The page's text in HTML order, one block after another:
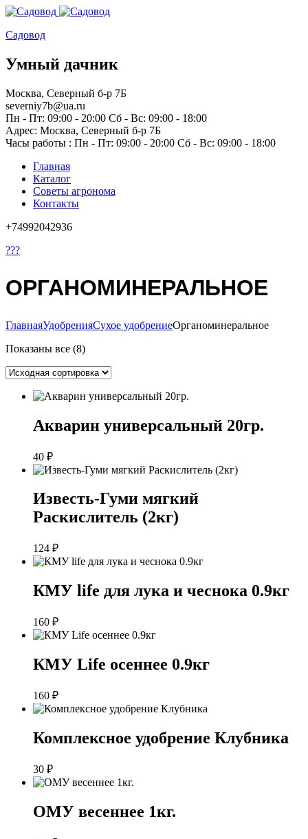
Садовод
Умный дачник
Москва, Северный б-р 7Б
severniy7b@ua.ru
Пн - Пт: 09:00 - 20:00 Сб - Вс: 09:00 - 18:00
Адрес: Москва, Северный б-р 7Б
Часы работы : Пн - Пт: 09:00 - 20:00 Сб - Вс: 09:00 - 18:00
Главная
Каталог
Советы агронома
Контакты
+74992042936
???
ОРГАНОМИНЕРАЛЬНОЕ
ГлавнаяУдобренияСухое удобрениеОрганоминеральное
Показаны все (8)
Акварин универсальный 20гр.
40 ₽
Известь-Гуми мягкий
Раскислитель (2кг)
124 ₽
КМУ life для лука и чеснока 0.9кг
160 ₽
КМУ Life осеннее 0.9кг
160 ₽
Комплексное удобрение Клубника
30 ₽
ОМУ весеннее 1кг.